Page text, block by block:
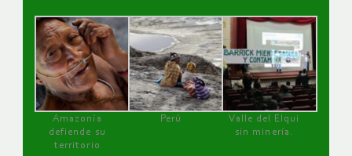
Amazonía
defiende su
territorio
Perú
Valle del Elqui
sin minería.